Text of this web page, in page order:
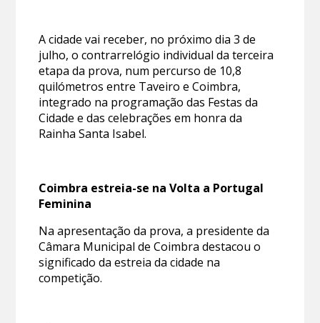
A cidade vai receber, no próximo dia 3 de
julho, o contrarrelógio individual da terceira
etapa da prova, num percurso de 10,8
quilómetros entre Taveiro e Coimbra,
integrado na programação das Festas da
Cidade e das celebrações em honra da
Rainha Santa Isabel.
Coimbra estreia-se na Volta a Portugal
Feminina
Na apresentação da prova, a presidente da
Câmara Municipal de Coimbra destacou o
significado da estreia da cidade na
competição.